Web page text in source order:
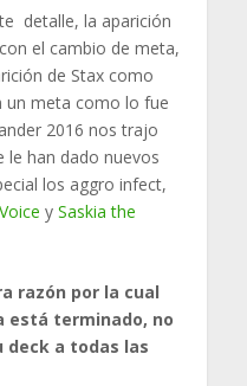
detalle, la aparición
el cambio de meta,
de Stax como
un meta como lo fue
2016 nos trajo
le han dado nuevos
los aggro infect,
ySaskia the
razón por la cual
está terminado, no
a todas las